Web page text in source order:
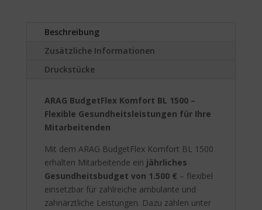
Beschreibung
Zusätzliche Informationen
Druckstücke
ARAG BudgetFlex Komfort BL 1500 –
Flexible Gesundheitsleistungen für Ihre
Mitarbeitenden
Mit dem ARAG BudgetFlex Komfort BL 1500
erhalten Mitarbeitende ein jährliches
Gesundheitsbudget von 1.500 € – flexibel
einsetzbar für zahlreiche ambulante und
zahnärztliche Leistungen. Dazu zählen unter